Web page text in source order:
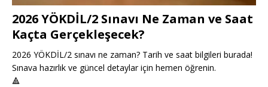
2026 YÖKDİL/2 Sınavı Ne Zaman ve Saat
Kaçta Gerçekleşecek?
2026 YÖKDİL/2 sınavı ne zaman? Tarih ve saat bilgileri burada!
Sınava hazırlık ve güncel detaylar için hemen öğrenin.
🔺